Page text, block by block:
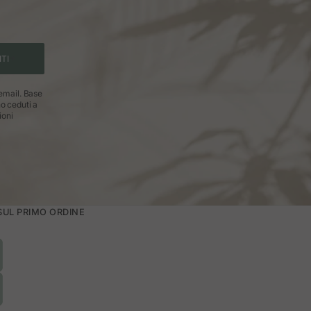
sono realizzati con materiali nobili e
favoriscono il consumo locale e
Base
ceduti a
PRIMO ORDINE